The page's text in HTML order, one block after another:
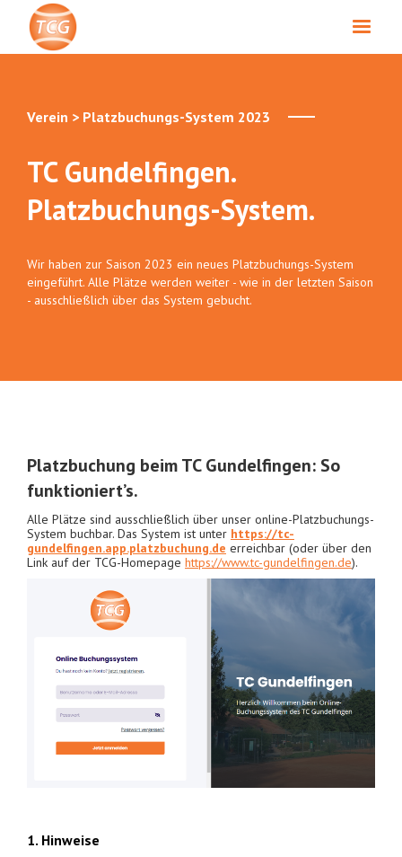
Verein > Platzbuchungs-System 2023
TC Gundelfingen.
Platzbuchungs-System.
Wir haben zur Saison 2023 ein neues Platzbuchungs-System
eingeführt. Alle Plätze werden weiter - wie in der letzten Saison
- ausschließlich über das System gebucht.
Platzbuchung beim TC Gundelfingen: So
funktioniert’s.
Alle Plätze sind ausschließlich über unser online-Platzbuchungs-
System buchbar. Das System ist unter https://tc-
gundelfingen.app.platzbuchung.de erreichbar (oder über den
Link auf der TCG-Homepage https://www.tc-gundelfingen.de).
1. Hinweise